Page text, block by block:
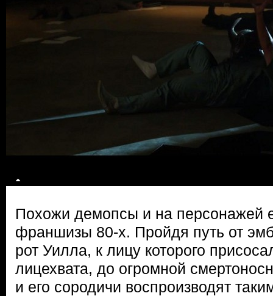
Похожи демопсы и на персонажей
франшизы 80-х. Пройдя путь от
рот Уилла, к лицу которого
лицехвата, до огромной
и его сородичи воспроизводят